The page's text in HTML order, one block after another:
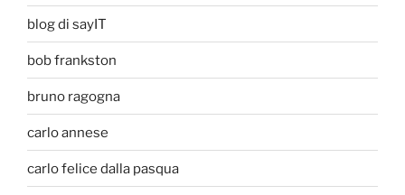
blog di sayIT
bob frankston
bruno ragogna
carlo annese
carlo felice dalla pasqua